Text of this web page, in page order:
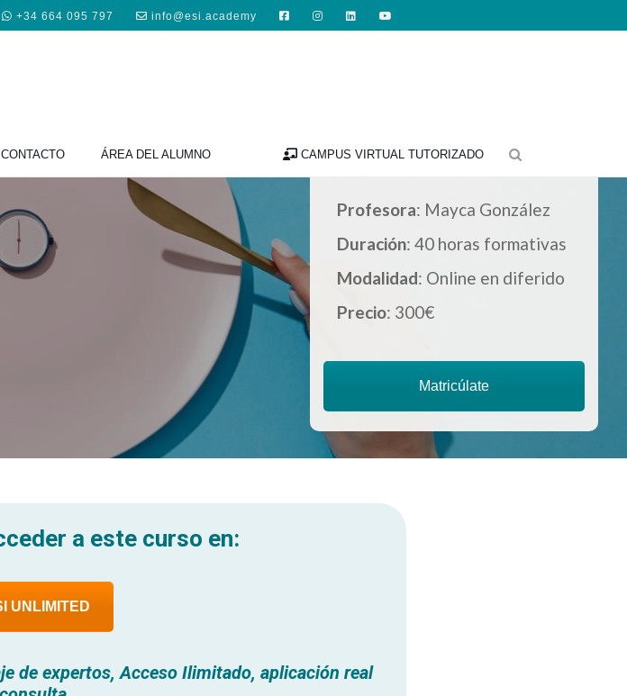
+34 664 095 797 info@esi.academy
CONTACTO ÁREA DEL ALUMNO CAMPUS VIRTUAL TUTORIZADO
Profesora: Mayca González
Duración: 40 horas formativas
Modalidad: Online en diferido
Precio: 300€
Matricúlate
a este curso en:
UNLIMITED
de expertos, Acceso Ilimitado, aplicación real